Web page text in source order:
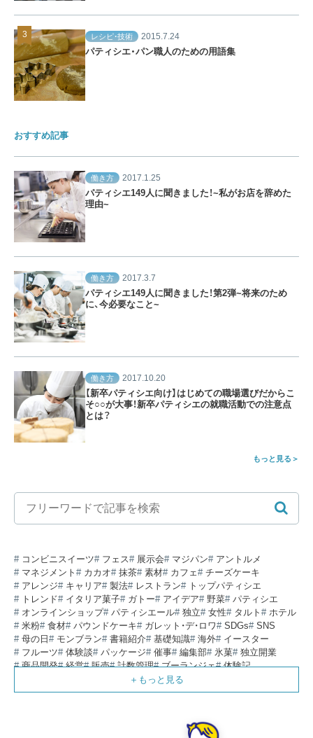
レシピ・技術 2015.7.24
パティシエ・パン職人のための用語集
おすすめ記事
働き方 2017.1.25
パティシエ149人に聞きました！~私がお店を辞めた
理由~
働き方 2017.3.7
パティシエ149人に聞きました！第2弾~将来のため
に、今必要なこと~
働き方 2017.10.20
【新卒パティシエ向け】はじめての職場選びだからこ
そ○○が大事！新卒パティシエの就職活動での注意点
とは？
もっと見る
コンビニスイーツ フェス 展示会 マジパン
アントルメ
マネジメント
カカオ 抹茶 素材 カフェ
チーズケーキ
アレンジ
キャリア 製法 レストラン
トップパティシエ
トレンド
イタリア菓子 ガトー アイデア 野菜
パティシエ
オンラインショップ
パティシエール 独立 女性 タルト
ホテル
米粉
食材 パウンドケーキ ガレット・デ・ロワ SDGs
SNS
母の日
モンブラン 書籍紹介 基礎知識 海外
イースター
フルーツ
体験談 パッケージ 催事 編集部 氷菓
独立開業
商品開発
経営 販売 計数管理 ブーランジェ
体験記
コラム パン スタッフ育成
スイーツ
IT 業界事情 講習会 潜入レポート
クリスマス
ベーカリー 工場